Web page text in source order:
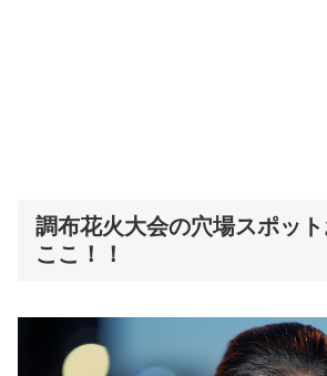
調布花火大会の穴場スポッ
ここ！！